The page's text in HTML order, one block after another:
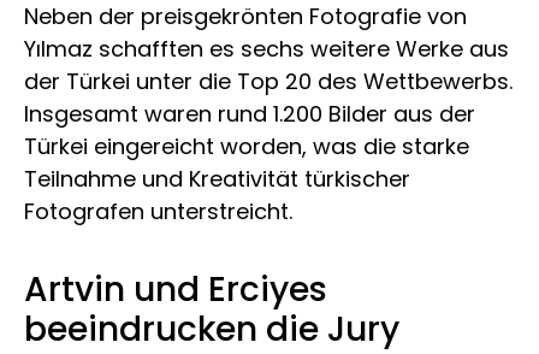
Neben der preisgekrönten Fotografie von
Yılmaz schafften es sechs weitere Werke aus
der Türkei unter die Top 20 des Wettbewerbs.
Insgesamt waren rund 1.200 Bilder aus der
Türkei eingereicht worden, was die starke
Teilnahme und Kreativität türkischer
Fotografen unterstreicht.
Artvin und Erciyes
beeindrucken die Jury